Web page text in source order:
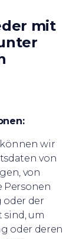
mit
wir
von
von
Personen
oder der
um
oder deren